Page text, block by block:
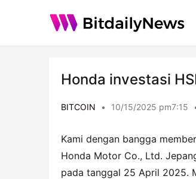
Honda investasi
BITCOIN • 10/15/2025 pm7:15
Kami dengan bangga
Honda Motor Co., Ltd.
pada tanggal 25 April 2025.